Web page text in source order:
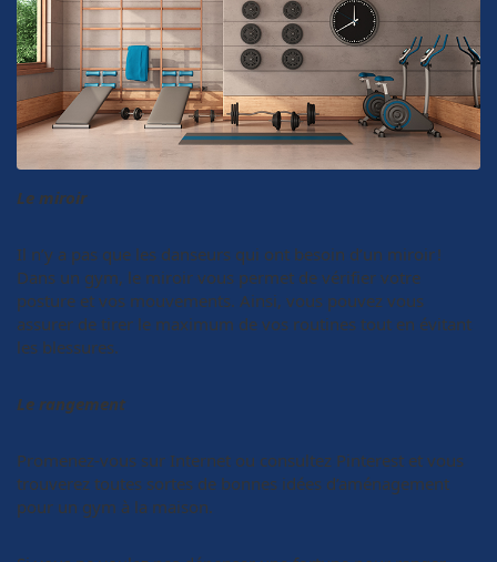
Le miroir
Il n’y a pas que les danseurs qui ont besoin d’un miroir !
Dans un gym, le miroir vous permet de vérifier votre
posture et vos mouvements. Ainsi, vous pouvez vous
assurer de tirer le maximum de vos routines tout en évitant
les blessures.
Le rangement
Promenez-vous sur Internet ou consultez Pinterest et vous
trouverez toutes sortes de bonnes idées d’aménagement
pour un gym à la maison.